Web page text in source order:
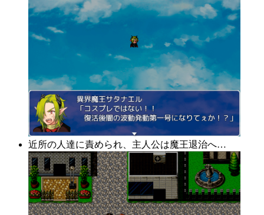
近所の人達に責められ、主人公は魔王退治へ…